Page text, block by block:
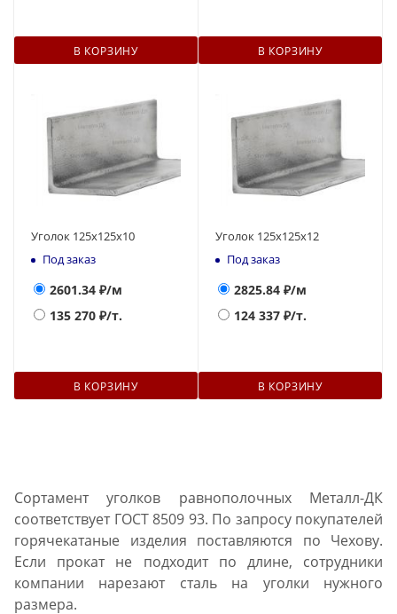
В КОРЗИНУ В КОРЗИНУ
Уголок 125х125х10
Под заказ
2601.34 ₽/м
135 270 ₽/т.
В КОРЗИНУ
Уголок 125х125х12
Под заказ
2825.84 ₽/м
124 337 ₽/т.
В КОРЗИНУ
Сортамент уголков равнополочных Металл-ДК
соответствует ГОСТ 8509 93. По запросу покупателей
горячекатаные изделия поставляются по Чехову.
Если прокат не подходит по длине, сотрудники
компании нарезают сталь на уголки нужного
размера.